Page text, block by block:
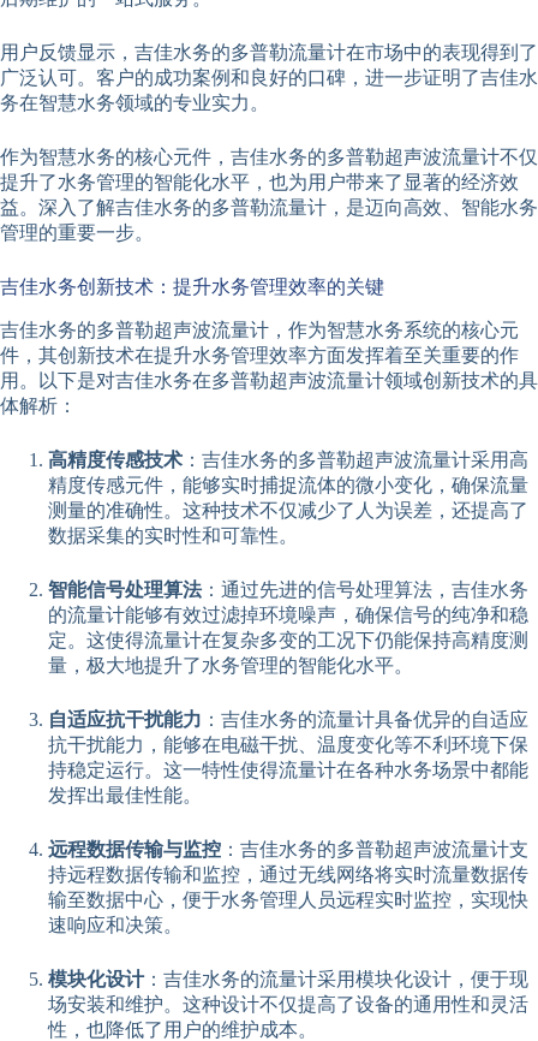
用户反馈显示，吉佳水务的多普勒流量计在市场中的表现得到了
广泛认可。客户的成功案例和良好的口碑，进一步证明了吉佳水
务在智慧水务领域的专业实力。
作为智慧水务的核心元件，吉佳水务的多普勒超声波流量计不仅
提升了水务管理的智能化水平，也为用户带来了显著的经济效
益。深入了解吉佳水务的多普勒流量计，是迈向高效、智能水务
管理的重要一步。
吉佳水务创新技术：提升水务管理效率的关键
吉佳水务的多普勒超声波流量计，作为智慧水务系统的核心元
件，其创新技术在提升水务管理效率方面发挥着至关重要的作
用。以下是对吉佳水务在多普勒超声波流量计领域创新技术的具
体解析：
高精度传感技术 ：吉佳水务的多普勒超声波流量计采用高
精度传感元件，能够实时捕捉流体的微小变化，确保流量
测量的准确性。这种技术不仅减少了人为误差，还提高了
数据采集的实时性和可靠性。
智能信号处理算法：通过先进的信号处理算法，吉佳水务
的流量计能够有效过滤掉环境噪声，确保信号的纯净和稳
定。这使得流量计在复杂多变的工况下仍能保持高精度测
量，极大地提升了水务管理的智能化水平。
自适应抗干扰能力 ：吉佳水务的流量计具备优异的自适应
抗干扰能力，能够在电磁干扰、温度变化等不利环境下保
持稳定运行。这一特性使得流量计在各种水务场景中都能
发挥出最佳性能。
远程数据传输与监控 ：吉佳水务的多普勒超声波流量计支
持远程数据传输和监控，通过无线网络将实时流量数据传
输至数据中心，便于水务管理人员远程实时监控，实现快
速响应和决策。
模块化设计：吉佳水务的流量计采用模块化设计，便于现
场安装和维护。这种设计不仅提高了设备的通用性和灵活
性，也降低了用户的维护成本。